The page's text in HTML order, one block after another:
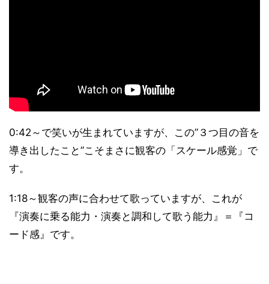
0:42～で笑いが生まれていますが、この”３つ目の音を
導き出したこと”こそまさに観客の「スケール感覚」で
す。
1:18～観客の声に合わせて歌っていますが、これが
『演奏に乗る能力・演奏と調和して歌う能力』＝『コ
ード感』です。